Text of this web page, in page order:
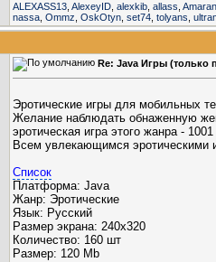
ALEXASS13 AlexeyID alexkib allass
nassa Ommz OskOtyn set74 tolyans
Re: Java Игры (только
Эротические игры для мобильных
Желание наблюдать обнаженную
эротическая игра этого жанра -
Всем увлекающимся эротическими
Список
Платформа: Java
Жанр: Эротические
Язык: Русский
Размер экрана: 240x320
Количество: 160 шт
Размер: 120 Мb